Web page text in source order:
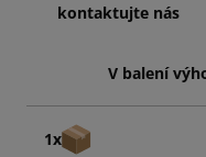
kontaktujte nás
V balení
1x